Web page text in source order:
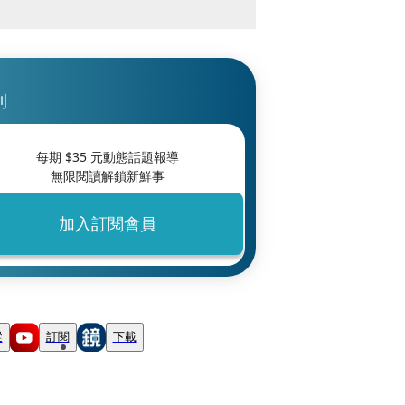
每期 $35元動態話題報導
無限閱讀解鎖新鮮事
加入訂閱會員
訂閱 下載